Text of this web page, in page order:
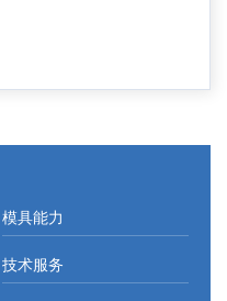
模具能力
技术服务